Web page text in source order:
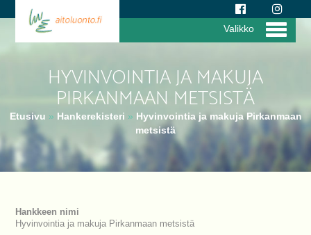
HYVINVOINTIA JA MAKUJA
PIRKANMAAN METSISTÄ
Etusivu » Hankerekisteri » Hyvinvointia ja makuja Pirkanmaan
metsistä
Valikko
Hankkeen nimi
Hyvinvointia ja makuja Pirkanmaan metsistä